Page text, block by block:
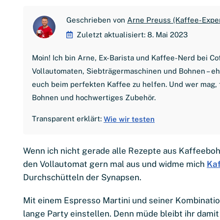
Geschrieben von Arne Preuss (Kaffee-
Zuletzt aktualisiert: 8. Mai 2023
Moin! Ich bin Arne, Ex-Barista und Kaffee-Nerd bei
Vollautomaten, Siebträgermaschinen und Bohnen –
euch beim perfekten Kaffee zu helfen. Und wer
Bohnen und hochwertiges Zubehör.
Transparent erklärt: Wie wir testen
Wenn ich nicht gerade alle Rezepte aus
den Vollautomat gern mal aus und widme mich
Durchschütteln der Synapsen.
Mit einem Espresso Martini und seiner
lange Party einstellen. Denn müde bleibt ihr